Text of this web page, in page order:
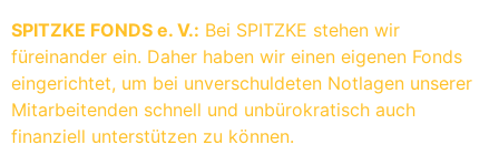
SPITZKE FONDS e. V.: Bei SPITZKE stehen wir
füreinander ein. Daher haben wir einen eigenen Fonds
eingerichtet, um bei unverschuldeten Notlagen unserer
Mitarbeitenden schnell und unbürokratisch auch
finanziell unterstützen zu können.